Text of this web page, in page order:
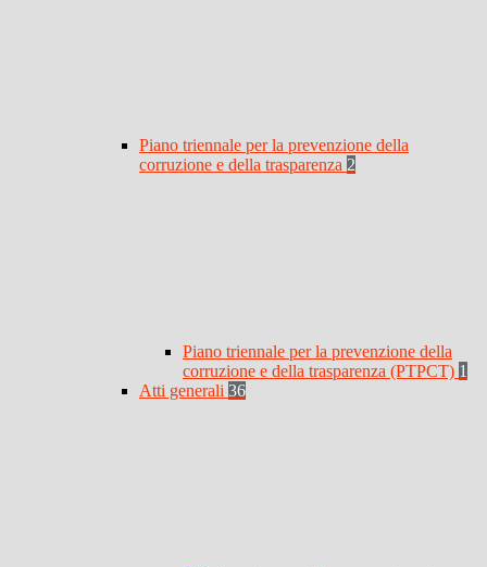
Piano triennale per la prevenzione della
corruzione e della trasparenza 2
Piano triennale per la prevenzione della
corruzione e della trasparenza (PTPCT) 1
Atti generali 36